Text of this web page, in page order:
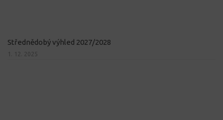
Střednědobý výhled 2027/2028
1. 12. 2025